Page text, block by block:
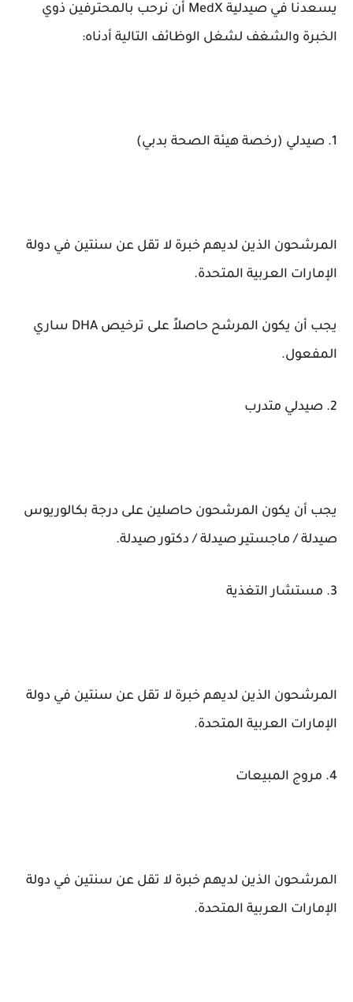
يسعدنا في صيدلية MedX أن نرحب بالمحترفين ذوي
الخبرة والشغف لشغل الوظائف التالية أدناه:
1. صيدلي (رخصة هيئة الصحة بدبي)
المرشحون الذين لديهم خبرة لا تقل عن سنتين في دولة
الإمارات العربية المتحدة.
يجب أن يكون المرشح حاصلاً على ترخيص DHA ساري
المفعول.
2. صيدلي متدرب
يجب أن يكون المرشحون حاصلين على درجة بكالوريوس
صيدلة / ماجستير صيدلة / دكتور صيدلة.
3. مستشار التغذية
المرشحون الذين لديهم خبرة لا تقل عن سنتين في دولة
الإمارات العربية المتحدة.
4. مروج المبيعات
المرشحون الذين لديهم خبرة لا تقل عن سنتين في دولة
الإمارات العربية المتحدة.